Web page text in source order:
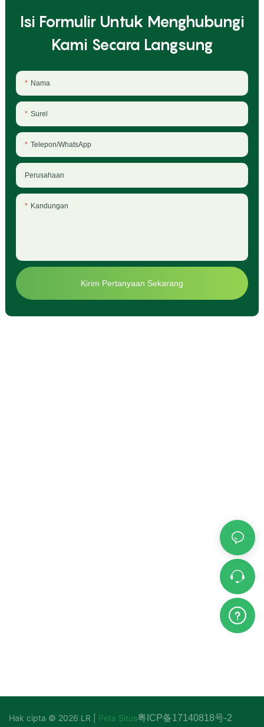
Isi Formulir Untuk Menghubungi
Kami Secara Langsung
Nama
Surel
Telepon/WhatsApp
Perusahaan
Kandungan
Kirim Pertanyaan Sekarang
Hak cipta © 2026 LR | Peta Situs粤ICP备17140818号-2